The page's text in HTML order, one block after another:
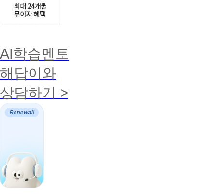
AI학습멘토
해답이와
상담하기 >